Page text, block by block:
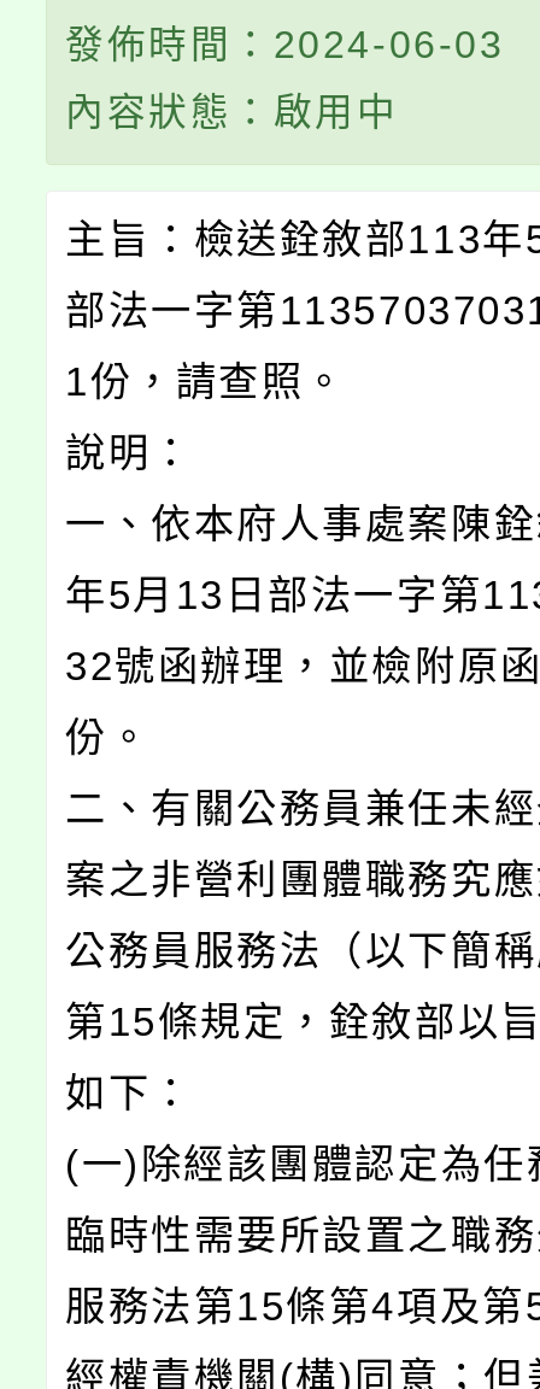
發佈時間：2024-06-03
內容狀態：啟用中
主旨：檢送銓敘部113年
部法一字第
1份，請查照。
說明：
一、依本府人事處案陳
年5月13日部法一字第
32號函辦理，並檢附原
份。
二、有關公務員兼任未
案之非營利團體職務究
公務員服務法（以下簡
第15條規定，銓敘部以
如下：
(一)除經該團體認定為任
臨時性需要所設置之職
服務法第15條第4項及第
經權責機關(構)同意；但